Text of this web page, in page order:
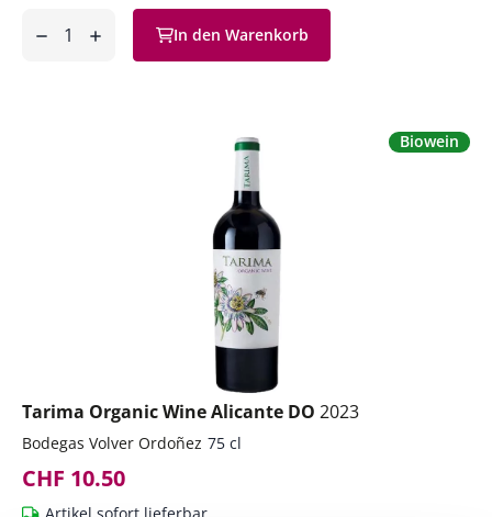
hinzufügen
In den Warenkorb
Biowein
Tarima Organic Wine Alicante DO 2023
Bodegas Volver Ordoñez 75 cl
CHF 10.50